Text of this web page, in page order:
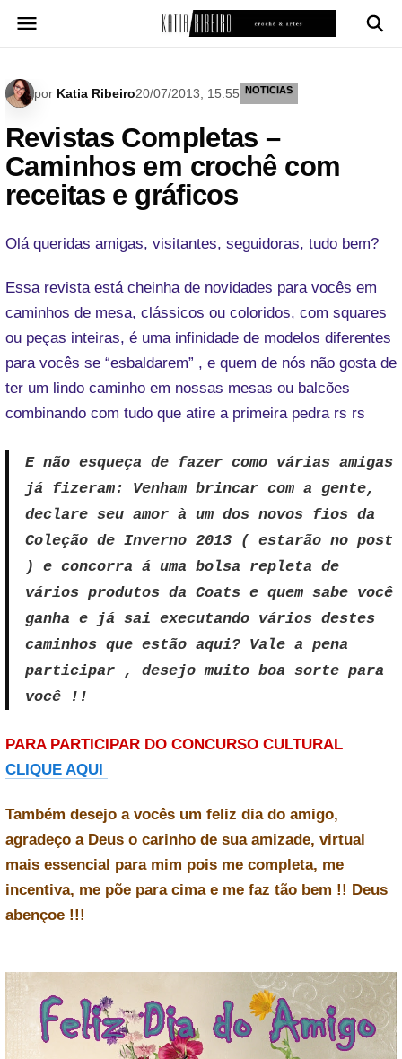
para
por Katia Ribeiro20/07/2013, 15:55 NOTICIAS
Revistas Completas –
Caminhos em crochê com
receitas e gráficos
Olá queridas amigas, visitantes, seguidoras, tudo bem?
Essa revista está cheinha de novidades para vocês em
caminhos de mesa, clássicos ou coloridos, com squares
ou peças inteiras, é uma infinidade de modelos diferentes
para vocês se “esbaldarem” , e quem de nós não gosta de
ter um lindo caminho em nossas mesas ou balcões
combinando com tudo que atire a primeira pedra rs rs
E não esqueça de fazer como várias amigas
já fizeram: Venham brincar com a gente,
declare seu amor à um dos novos fios da
Coleção de Inverno 2013 ( estarão no post
) e concorra á uma bolsa repleta de
vários produtos da Coats e quem sabe você
ganha e já sai executando vários destes
caminhos que estão aqui? Vale a pena
participar , desejo muito boa sorte para
você !!
PARA PARTICIPAR DO CONCURSO CULTURAL
CLIQUE AQUI
Também desejo a vocês um feliz dia do amigo,
agradeço a Deus o carinho de sua amizade, virtual
mais essencial para mim pois me completa, me
incentiva, me põe para cima e me faz tão bem !! Deus
abençoe !!!